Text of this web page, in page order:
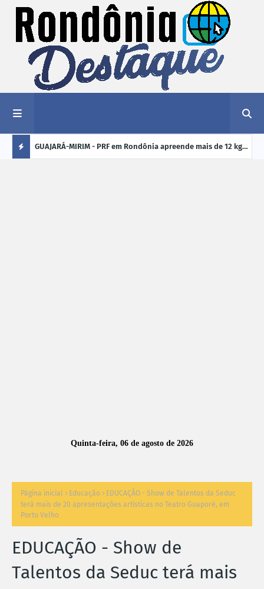
kg de GUAJARÁ-MIRIM - PRF em Rondônia apreende mais de 12 kg
Quinta-feira, 06 de agosto de 2026
Página inicial Educação
EDUCAÇÃO - Show de Talentos da Seduc
terá mais de 20 apresentações artísticas no Teatro Guaporé, em
Porto Velho
EDUCAÇÃO - Show de
Talentos da Seduc terá mais